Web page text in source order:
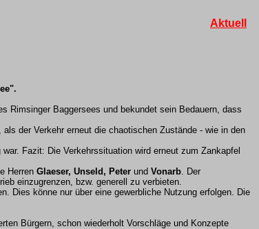
Aktuell
Rimsinger Baggersees und bekundet sein Bedauern, dass
der Verkehr erneut die chaotischen Zustände - wie in den
Fazit: Die Verkehrssituation wird erneut zum Zankapfel
Herren Glaeser, Unseld, Peter und Vonarb. Der
einzugrenzen, bzw. generell zu verbieten.
Dies könne nur über eine gewerbliche Nutzung erfolgen. Die
Bürgern, schon wiederholt Vorschläge und Konzepte